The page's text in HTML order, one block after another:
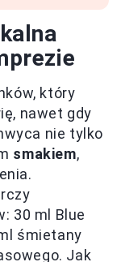
który
nawet gdy
nie tylko
smakiem,
30 ml Blue
śmietany
Jak